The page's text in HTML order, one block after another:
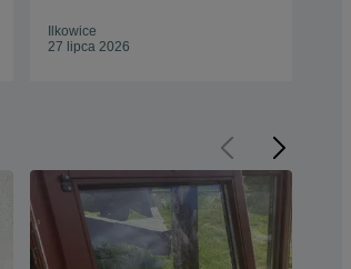
Ilkowice
27 lipca 2026